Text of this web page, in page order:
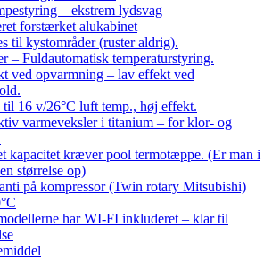
– ekstrem lydsvag
forstærket alukabinet
til kystområder (ruster aldrig).
– Fuldautomatisk temperaturstyring.
ved opvarmning – lav effekt ved
til 16 v/26°C luft temp., høj effekt.
varmeveksler i titanium – for klor- og
kapacitet kræver pool termotæppe. (Er man i
størrelse op)
på kompressor (Twin rotary Mitsubishi)
har WI-FI inkluderet – klar til